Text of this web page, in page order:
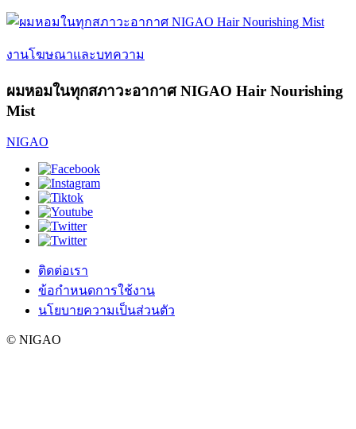
งานโฆษณาและบทความ
ผมหอมในทุกสภาวะอากาศ NIGAO Hair Nourishing
Mist
NIGAO
ติดต่อเรา
ข้อกำหนดการใช้งาน
นโยบายความเป็นส่วนตัว
© NIGAO